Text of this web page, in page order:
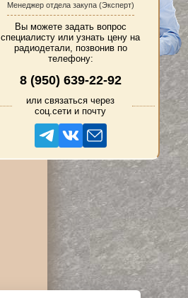
Менеджер отдела закупа (Эксперт)
Вы можете задать вопрос
специалисту или узнать цену на
радиодетали, позвонив по
телефону:
8 (950) 639-22-92
или связаться через
соц.сети и почту